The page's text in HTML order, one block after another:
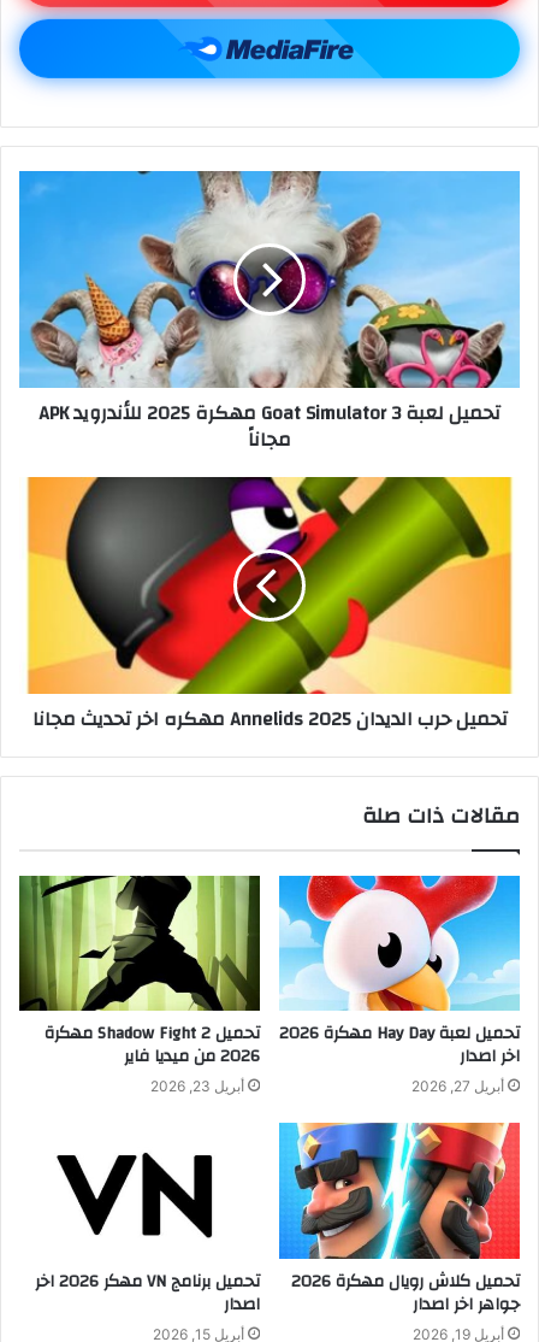
تحميل لعبة Goat Simulator 3 مهكرة 2025 للأندرويد APK
مجاناً
تحميل حرب الديدان 2025 Annelids مهكره اخر تحديث مجانا
مقالات ذات صلة
تحميل لعبة Hay Day مهكرة 2026
اخر اصدار
أبريل 27, 2026
تحميل Shadow Fight 2 مهكرة
2026 من ميديا فاير
أبريل 23, 2026
تحميل كلاش رويال مهكرة 2026
جواهر اخر اصدار
أبريل 19, 2026
تحميل برنامج VN مهكر 2026 اخر
اصدار
أبريل 15, 2026